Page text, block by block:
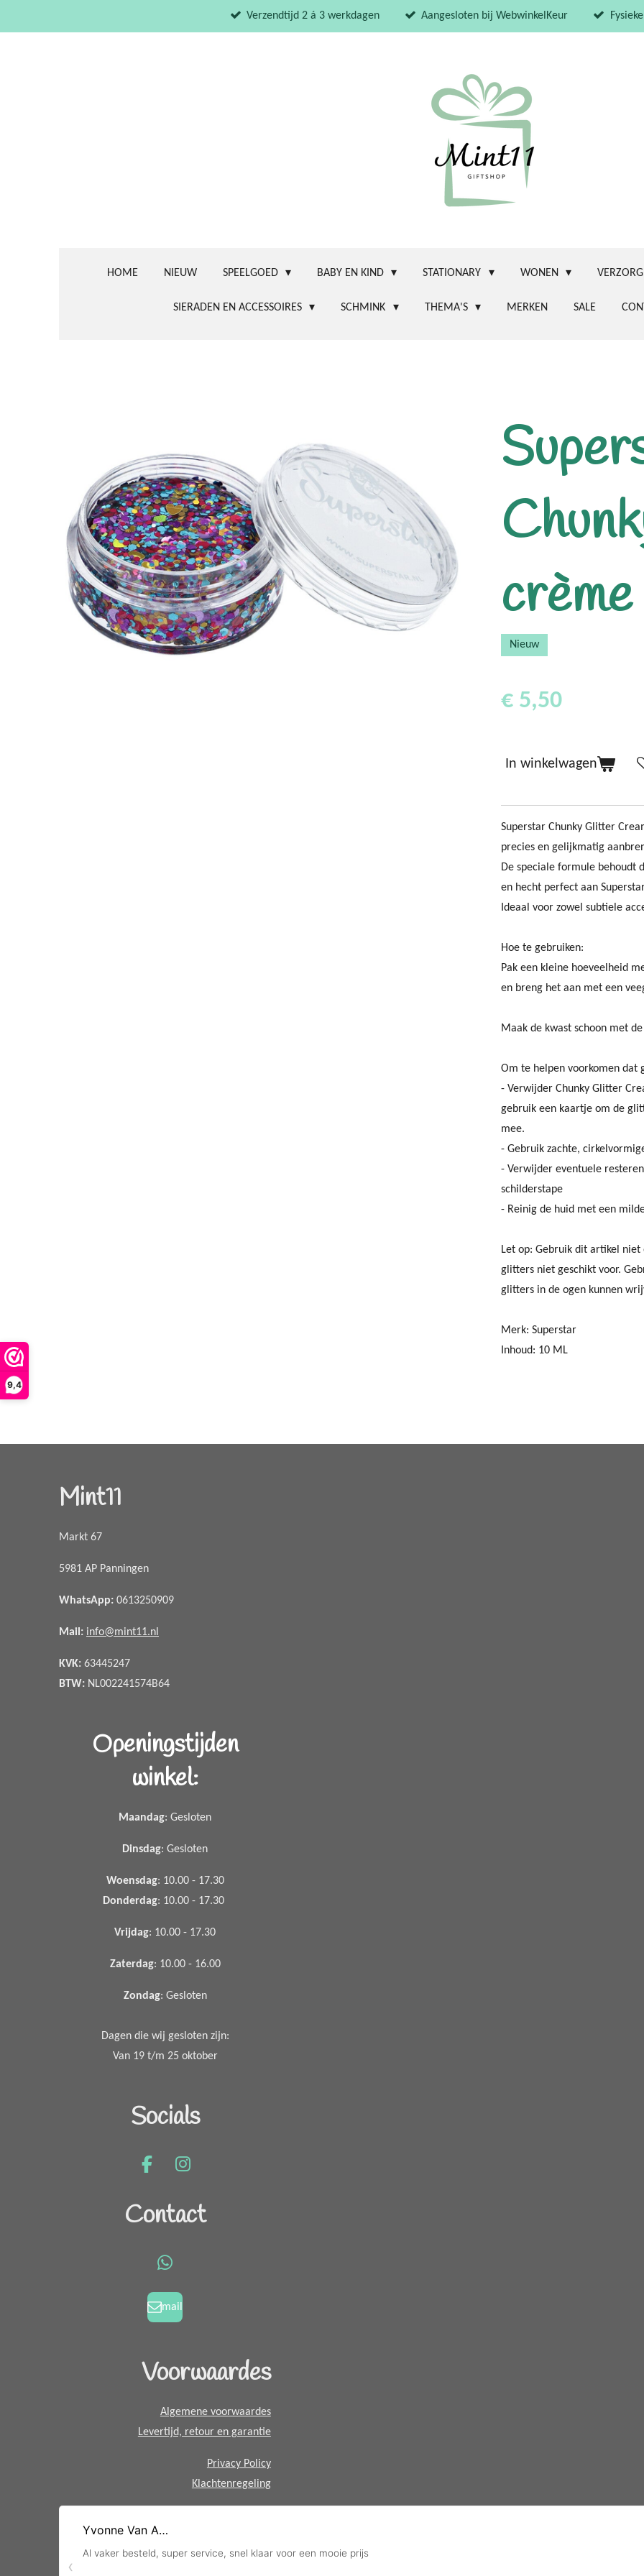
9,4
direct
Verzendtijd 2 á 3 werkdagen Aangesloten bij WebwinkelKeur
HOME NIEUW SPEELGOED BABY EN KIND STATIONARY WONEN
SIERADEN EN ACCESSOIRES SCHMINK THEMA'S MERKEN SALE
Nieuw
€ 5,50
In winkelwagen
Superstar Chunky Glitter
precies en gelijkmatig
De speciale formule behoudt
en hecht perfect aan
Ideaal voor zowel subtiele
Hoe te gebruiken:
Pak een kleine hoeveelheid
en breng het aan met een
Maak de kwast schoon met
Om te helpen voorkomen dat
- Verwijder Chunky Glitter
gebruik een kaartje om de
mee.
- Gebruik zachte,
- Verwijder eventuele
schilderstape
- Reinig de huid met een
Let op: Gebruik dit artikel
glitters niet geschikt voor.
glitters in de ogen kunnen
Merk: Superstar
Inhoud: 10 ML
Mint11
Markt 67
5981 AP Panningen
WhatsApp: 0613250909
Mail: info@mint11.nl
KVK: 63445247
BTW: NL002241574B64
Openingstijden
winkel:
Maandag: Gesloten
Dinsdag: Gesloten
Woensdag: 10.00 - 17.30
Donderdag: 10.00 - 17.30
Vrijdag: 10.00 - 17.30
Zaterdag: 10.00 - 16.00
Zondag: Gesloten
Dagen die wij gesloten zijn:
Van 19 t/m 25 oktober
Socials
F
c
e
k
I
s
t
a
Contact
W
a
t
p
mail
Voorwaardes
Algemene voorwaardes
Levertijd, retour en garantie
Privacy Policy
Klachtenregeling